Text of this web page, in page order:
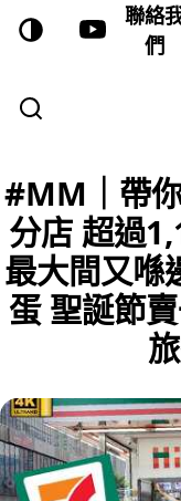
聯絡
們
#MM｜帶
分店 超過
最大間又喺
蛋 聖誕節